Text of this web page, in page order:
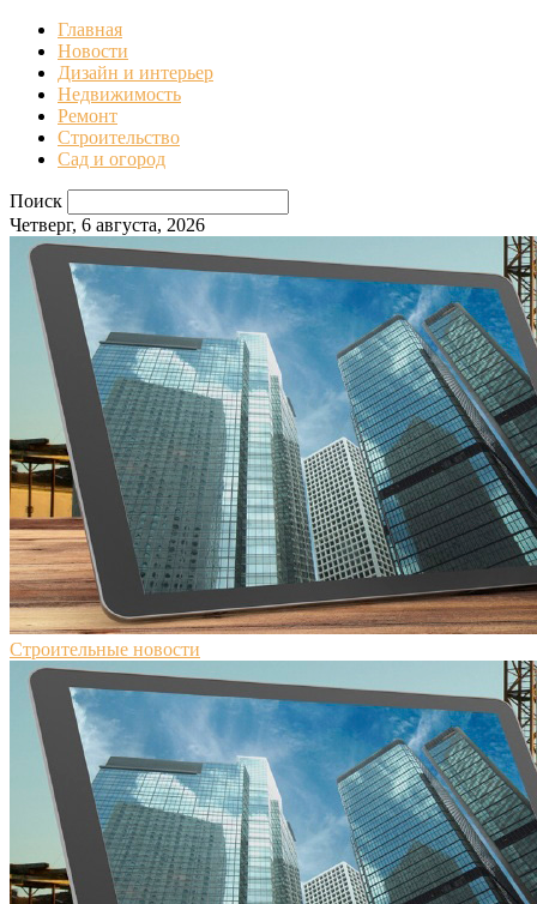
Главная
Новости
Дизайн и интерьер
Недвижимость
Ремонт
Строительство
Сад и огород
Поиск
Четверг, 6 августа, 2026
Строительные новости